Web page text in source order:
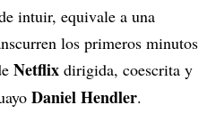
intuir, equivale a una
los primeros minutos
Netflix dirigida, coescrita y
Daniel Hendler.